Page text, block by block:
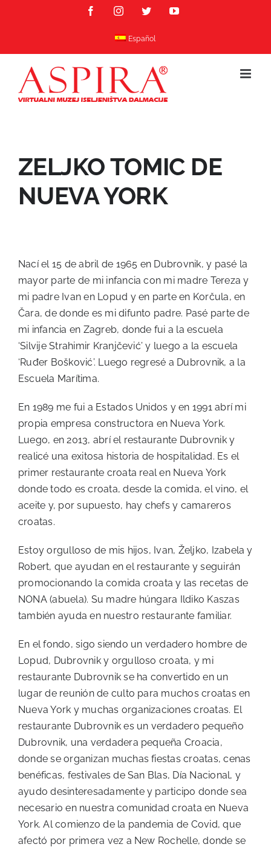
FacebookInstagramTwitterYouTube
Español
ZELJKO TOMIC DE
NUEVA YORK
Nací el 15 de abril de 1965 en Dubrovnik, y pasé la
mayor parte de mi infancia con mi madre Tereza y
mi padre Ivan en Lopud y en parte en Korčula, en
Čara, de donde es mi difunto padre. Pasé parte de
mi infancia en Zagreb, donde fui a la escuela
‘Silvije Strahimir Kranjčević’ y luego a la escuela
‘Ruđer Bošković’. Luego regresé a Dubrovnik, a la
Escuela Marítima.
En 1989 me fui a Estados Unidos y en 1991 abrí mi
propia empresa constructora en Nueva York.
Luego, en 2013, abrí el restaurante Dubrovnik y
realicé una exitosa historia de hospitalidad. Es el
primer restaurante croata real en Nueva York
donde todo es croata, desde la comida, el vino, el
aceite y, por supuesto, hay chefs y camareros
croatas.
Estoy orgulloso de mis hijos, Ivan, Željko, Izabela y
Robert, que ayudan en el restaurante y seguirán
promocionando la comida croata y las recetas de
NONA (abuela). Su madre húngara Ildiko Kaszas
también ayuda en nuestro restaurante familiar.
En el fondo, sigo siendo un verdadero hombre de
Lopud, Dubrovnik y orgulloso croata, y mi
restaurante Dubrovnik se ha convertido en un
lugar de reunión de culto para muchos croatas en
Nueva York y muchas organizaciones croatas. El
restaurante Dubrovnik es un verdadero pequeño
Dubrovnik, una verdadera pequeña Croacia,
donde se organizan muchas fiestas croatas, cenas
benéficas, festivales de San Blas, Día Nacional, y
ayudo desinteresadamente y participo donde sea
necesario en nuestra comunidad croata en Nueva
York. Al comienzo de la pandemia de Covid, que
afectó por primera vez a New Rochelle, donde se